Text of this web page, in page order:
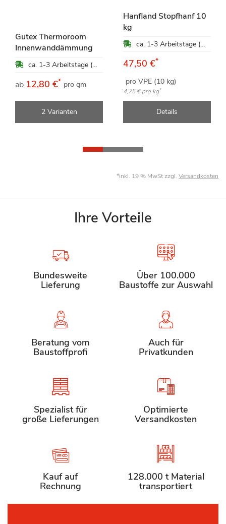
Gutex Thermoroom
Innenwanddämmung
ca. 1-3 Arbeitstage (Mo-Fr)
ab 12,80 €* pro qm
2 Varianten
Hanfland Stopfhanf 10
kg
ca. 1-3 Arbeitstage (Mo-Fr)
47,50 €*
pro VPE (10 kg)
4,75 €pro kg*
Details
*inkl. 19 % MwSt zzgl. Versandkosten
Ihre Vorteile
Bundesweite
Lieferung
Über 100.000
Baustoffe zur Auswahl
Beratung vom
Baustoffprofi
Auch für
Privatkunden
Spezialist für
große Lieferungen
Optimierte
Versandkosten
Kauf auf
Rechnung
128.000 t Material
transportiert